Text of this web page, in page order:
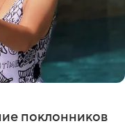
поклонников